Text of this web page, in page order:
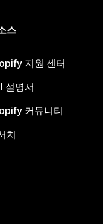
스
지원 센터
설명서
커뮤니티
치